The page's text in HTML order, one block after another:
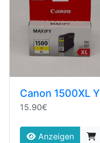
Canon 1500XL Y
15.90€
Anzeigen